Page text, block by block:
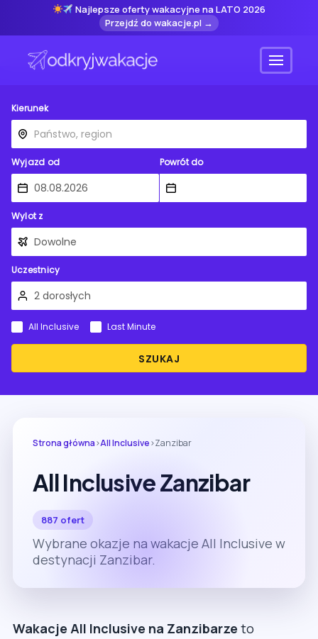
Najlepsze oferty wakacyjne na LATO 2026
Przejdź do wakacje.pl →
Menu
Kierunek
Wyjazd od Powrót do
Wylot z
Uczestnicy
SZUKAJ
All Inclusive Last Minute
Strona główna›All Inclusive›Zanzibar
All Inclusive Zanzibar
887 ofert
Wybrane okazje na wakacje All Inclusive w
destynacji Zanzibar.
Wakacje All Inclusive na Zanzibarze to